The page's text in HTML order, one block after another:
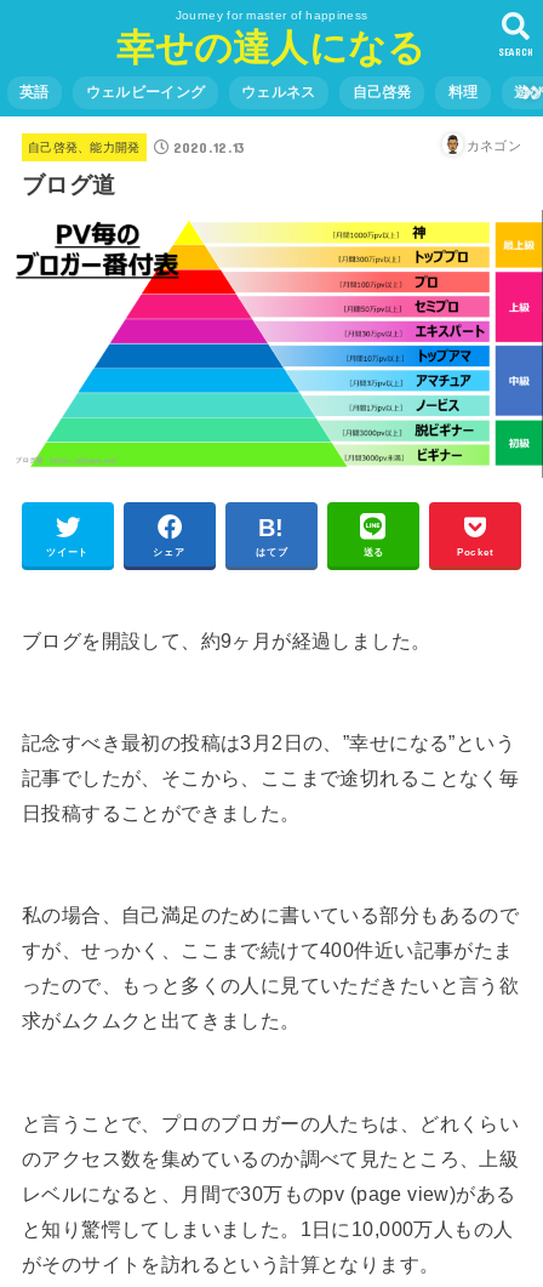
Journey for master of happiness
幸せの達人になる SEARCH
英語 ウェルビーイング ウェルネス 自己啓発 料理 遊
自己啓発、能力開発 2020.12.13 カネゴン
ブログ道
ツイート シェア はてブ 送る Pocket
ブログを開設して、約9ヶ月が経過しました。
記念すべき最初の投稿は3月2日の、”幸せになる”という
記事でしたが、そこから、ここまで途切れることなく毎
日投稿することができました。
私の場合、自己満足のために書いている部分もあるので
すが、せっかく、ここまで続けて400件近い記事がたま
ったので、もっと多くの人に見ていただきたいと言う欲
求がムクムクと出てきました。
と言うことで、プロのブロガーの人たちは、どれくらい
のアクセス数を集めているのか調べて見たところ、上級
レベルになると、月間で30万ものpv (page view)がある
と知り驚愕してしまいました。1日に10,000万人もの人
がそのサイトを訪れるという計算となります。